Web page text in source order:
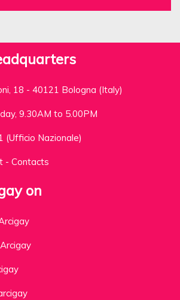
18 - 40121 Bologna (Italy)
9.30AM to 5.00PM
(Ufficio Nazionale)
- Contacts
on